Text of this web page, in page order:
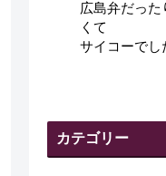
い子も多
皆
カテゴリー